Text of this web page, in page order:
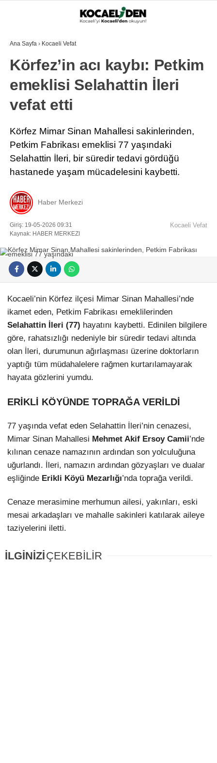
Facebook
Instagram
Pinterest
LinkedIn
22.4
GALERİ VİDEO
GÜNDEM
EKONOMI
SPOR
MAGAZIN
SAĞLIK
Ana Sayfa › Kocaeli Vefat
Körfez’in acı kaybı: Petkim
emeklisi Selahattin İleri
vefat etti
Körfez Mimar Sinan Mahallesi sakinlerinden,
Petkim Fabrikası emeklisi 77 yaşındaki
Selahattin İleri, bir süredir tedavi gördüğü
hastanede yaşam mücadelesini kaybetti.
Haber Merkezi
Giriş: 19-05-2026 09:31
Kaynak: HABER MERKEZI
Kocaeli Vefat
Kocaeli’nin Körfez ilçesi Mimar Sinan Mahallesi’nde
ikamet eden, Petkim Fabrikası emeklilerinden
Selahattin İleri (77) hayatını kaybetti. Edinilen bilgilere
göre, rahatsızlığı nedeniyle bir süredir tedavi altında
olan İleri, durumunun ağırlaşması üzerine doktorların
yaptığı tüm müdahalelere rağmen kurtarılamayarak
hayata gözlerini yumdu.
ERİKLİ KÖYÜNDE TOPRAĞA VERİLDİ
77 yaşında vefat eden Selahattin İleri’nin cenazesi,
Mimar Sinan Mahallesi Mehmet Akif Ersoy Camii’nde
kılınan cenaze namazının ardından son yolculuğuna
uğurlandı. İleri, namazın ardından gözyaşları ve dualar
eşliğinde Erikli Köyü Mezarlığı’nda toprağa verildi.
Cenaze merasimine merhumun ailesi, yakınları, eski
mesai arkadaşları ve mahalle sakinleri katılarak aileye
taziyelerini iletti.
İLGİNİZİÇEKEBİLİR